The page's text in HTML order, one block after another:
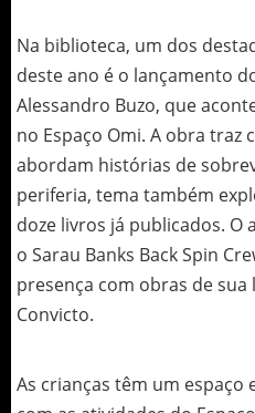
Na biblioteca, um dos
deste ano é o lançamento
Alessandro Buzo, que
no Espaço Omi. A obra traz
abordam histórias de
periferia, tema também
doze livros já publicados. O
o Sarau Banks Back Spin
presença com obras de
Convicto.
As crianças têm um espaço